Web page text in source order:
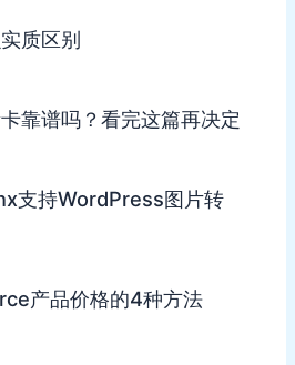
质区别
靠谱吗？看完这篇再决定
支持WordPress图片转
产品价格的4种方法